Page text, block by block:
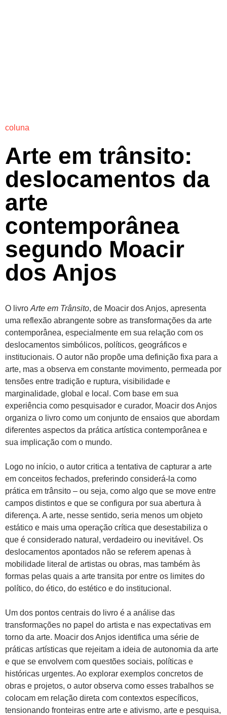
coluna
Arte em trânsito:
deslocamentos da
arte
contemporânea
segundo Moacir
dos Anjos
O livro Arte em Trânsito, de Moacir dos Anjos, apresenta
uma reflexão abrangente sobre as transformações da arte
contemporânea, especialmente em sua relação com os
deslocamentos simbólicos, políticos, geográficos e
institucionais. O autor não propõe uma definição fixa para a
arte, mas a observa em constante movimento, permeada por
tensões entre tradição e ruptura, visibilidade e
marginalidade, global e local. Com base em sua
experiência como pesquisador e curador, Moacir dos Anjos
organiza o livro como um conjunto de ensaios que abordam
diferentes aspectos da prática artística contemporânea e
sua implicação com o mundo.
Logo no início, o autor critica a tentativa de capturar a arte
em conceitos fechados, preferindo considerá-la como
prática em trânsito – ou seja, como algo que se move entre
campos distintos e que se configura por sua abertura à
diferença. A arte, nesse sentido, seria menos um objeto
estático e mais uma operação crítica que desestabiliza o
que é considerado natural, verdadeiro ou inevitável. Os
deslocamentos apontados não se referem apenas à
mobilidade literal de artistas ou obras, mas também às
formas pelas quais a arte transita por entre os limites do
político, do ético, do estético e do institucional.
Um dos pontos centrais do livro é a análise das
transformações no papel do artista e nas expectativas em
torno da arte. Moacir dos Anjos identifica uma série de
práticas artísticas que rejeitam a ideia de autonomia da arte
e que se envolvem com questões sociais, políticas e
históricas urgentes. Ao explorar exemplos concretos de
obras e projetos, o autor observa como esses trabalhos se
colocam em relação direta com contextos específicos,
tensionando fronteiras entre arte e ativismo, arte e pesquisa,